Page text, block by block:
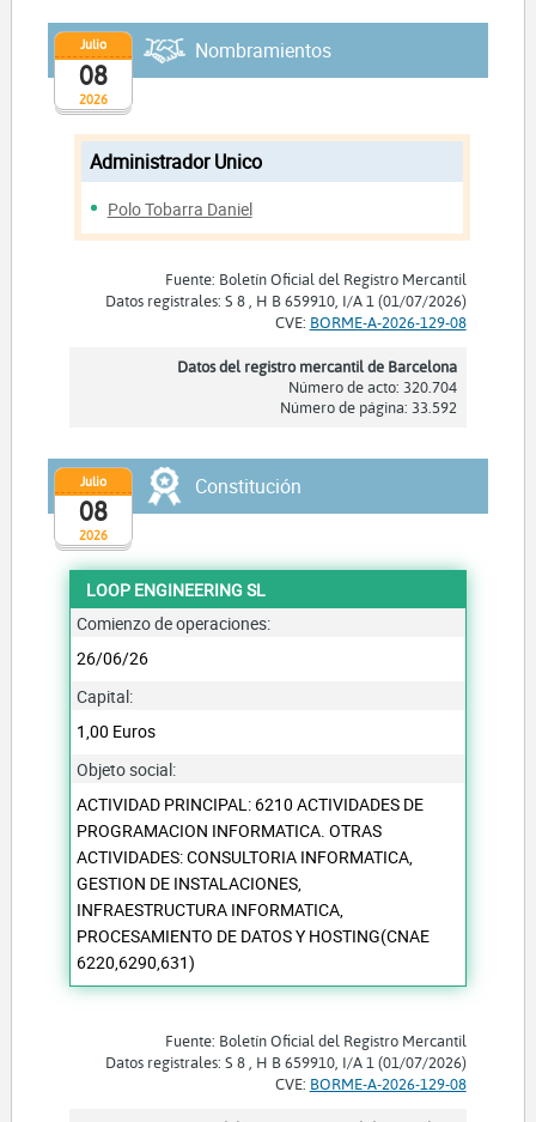
2026
Julio
08
Nombramientos
Administrador Unico
Polo Tobarra Daniel
Fuente: Boletín Oficial del Registro Mercantil
Datos registrales: S 8 , H B 659910, I/A 1 (01/07/2026)
CVE: BORME-A-2026-129-08
Datos del registro mercantil de Barcelona
Número de acto: 320.704
Número de página: 33.592
2026
Julio
08
Constitución
LOOP ENGINEERING SL
Comienzo de operaciones:
26/06/26
Capital:
1,00 Euros
Objeto social:
ACTIVIDAD PRINCIPAL: 6210 ACTIVIDADES DE
PROGRAMACION INFORMATICA. OTRAS
ACTIVIDADES: CONSULTORIA INFORMATICA,
GESTION DE INSTALACIONES,
INFRAESTRUCTURA INFORMATICA,
PROCESAMIENTO DE DATOS Y HOSTING(CNAE
6220,6290,631)
Fuente: Boletín Oficial del Registro Mercantil
Datos registrales: S 8 , H B 659910, I/A 1 (01/07/2026)
CVE: BORME-A-2026-129-08